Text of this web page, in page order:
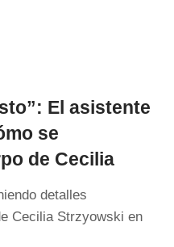
El asistente
se
de Cecilia
detalles
Cecilia Strzyowski en